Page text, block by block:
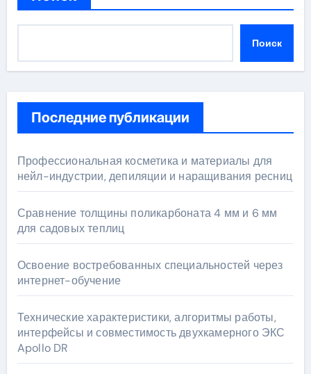
Поиск
Последние публикации
Профессиональная косметика и материалы для
нейл-индустрии, депиляции и наращивания ресниц
Сравнение толщины поликарбоната 4 мм и 6 мм
для садовых теплиц
Освоение востребованных специальностей через
интернет-обучение
Технические характеристики, алгоритмы работы,
интерфейсы и совместимость двухкамерного ЭКС
Apollo DR